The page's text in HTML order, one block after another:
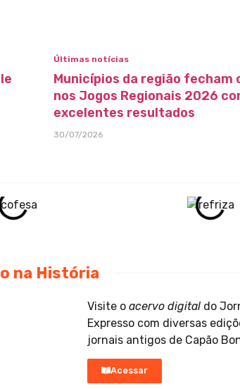
Últimas notícias
Municípios da região fecham
nos Jogos Regionais 2026
excelentes resultados
30/07/2026
na História
Visite o acervo digital do
Expresso com diversas
jornais antigos de Capão
Acessar